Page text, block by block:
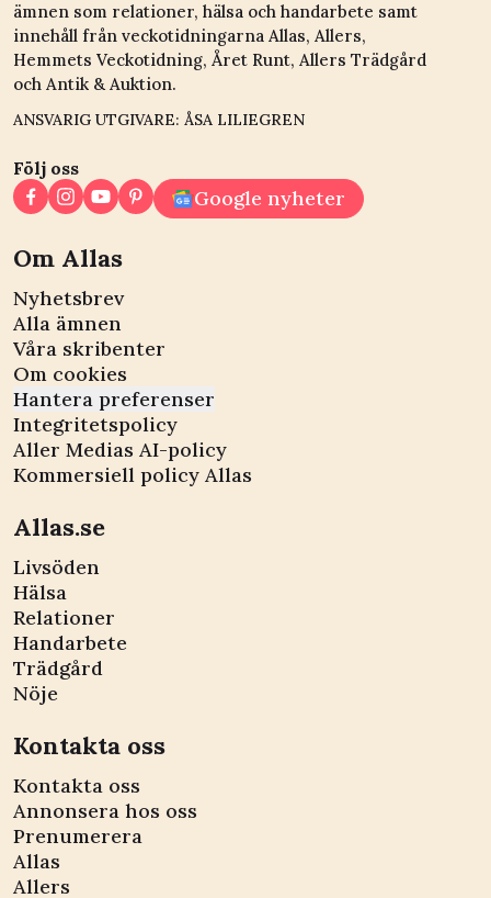
ämnen som relationer, hälsa och handarbete samt
innehåll från veckotidningarna Allas, Allers,
Hemmets Veckotidning, Året Runt, Allers Trädgård
och Antik & Auktion.
ANSVARIG UTGIVARE: ÅSA LILIEGREN
Följ oss
Google nyheter
Om Allas
Nyhetsbrev
Alla ämnen
Våra skribenter
Om cookies
Hantera preferenser
Integritetspolicy
Aller Medias AI-policy
Kommersiell policy Allas
Allas.se
Livsöden
Hälsa
Relationer
Handarbete
Trädgård
Nöje
Kontakta oss
Kontakta oss
Annonsera hos oss
Prenumerera
Allas
Allers